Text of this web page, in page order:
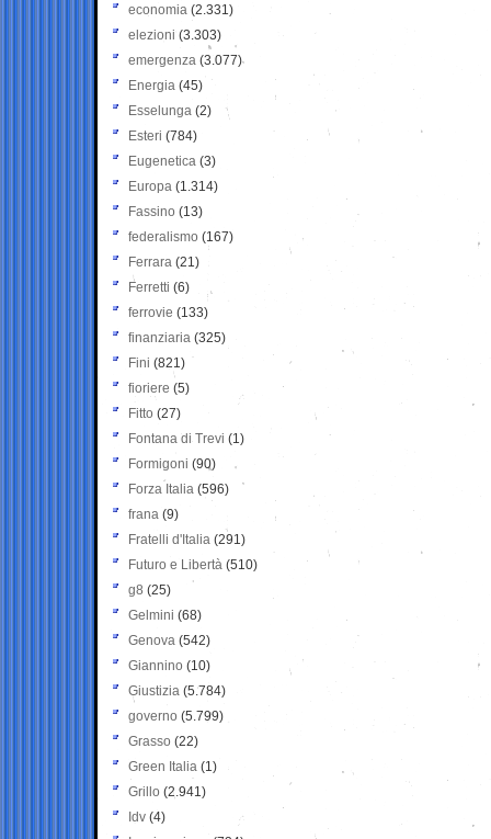
economia (2.331)
elezioni (3.303)
emergenza (3.077)
Energia (45)
Esselunga (2)
Esteri (784)
Eugenetica (3)
Europa (1.314)
Fassino (13)
federalismo (167)
Ferrara (21)
Ferretti (6)
ferrovie (133)
finanziaria (325)
Fini (821)
fioriere (5)
Fitto (27)
Fontana di Trevi (1)
Formigoni (90)
Forza Italia (596)
frana (9)
Fratelli d'Italia (291)
Futuro e Libertà (510)
g8 (25)
Gelmini (68)
Genova (542)
Giannino (10)
Giustizia (5.784)
governo (5.799)
Grasso (22)
Green Italia (1)
Grillo (2.941)
Idv (4)